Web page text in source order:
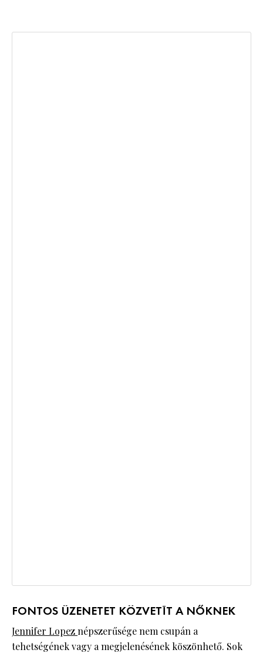
FONTOS ÜZENETET KÖZVETÍT A NŐKNEK
Jennifer Lopeznépszerűsége nem csupán a
tehetségének vagy a megjelenésének köszönhető. Sok